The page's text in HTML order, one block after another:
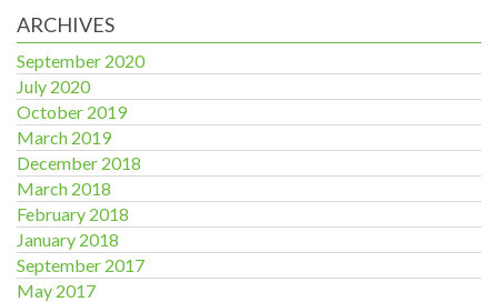
ARCHIVES
September 2020
July 2020
October 2019
March 2019
December 2018
March 2018
February 2018
January 2018
September 2017
May 2017